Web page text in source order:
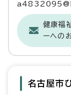
健康福
ーへの
名古屋市